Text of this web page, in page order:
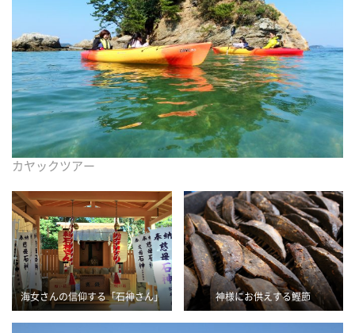
カヤックツアー
海女さんの信仰する「石神さん」 神様にお供えする鰹節